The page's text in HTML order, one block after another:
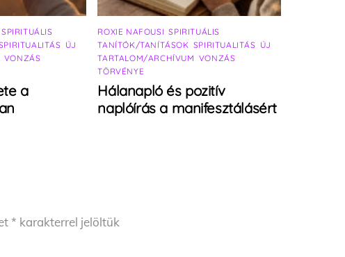
SPIRITUÁLIS
ÚJ
VONZÁS
a
ROXIE NAFOUSI ,SPIRITUÁLIS
TANÍTÓK/TANÍTÁSOK SPIRITUALITÁS ÚJ
TARTALOM/ARCHÍVUM VONZÁS
TÖRVÉNYE
Hálanapló és pozitív
naplóírás a manifesztálásért
* karakterrel jelöltük